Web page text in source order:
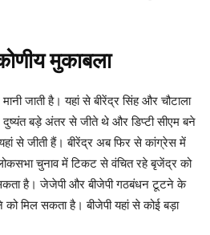
मुकाबला
जाती है। यहां से बीरेंद्र सिंह और चौटाला
दुष्यंत बड़े अंतर से जीते थे और डिप्टी सीएम बने
से जीती हैं। बीरेंद्र अब फिर से कांग्रेस में
चुनाव में टिकट से वंचित रहे बृजेंद्र को
सकता है। जेजेपी और बीजेपी गठबंधन टूटने के
को मिल सकता है। बीजेपी यहां से कोई बड़ा